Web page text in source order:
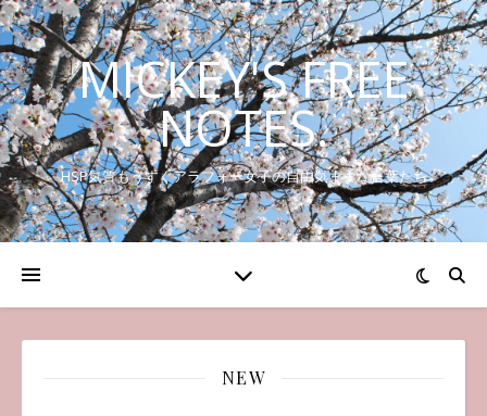
MICKEY'S FREE
NOTES.
HSP気質もうすぐアラフォー女子の自由気ままな言葉たち
NEW